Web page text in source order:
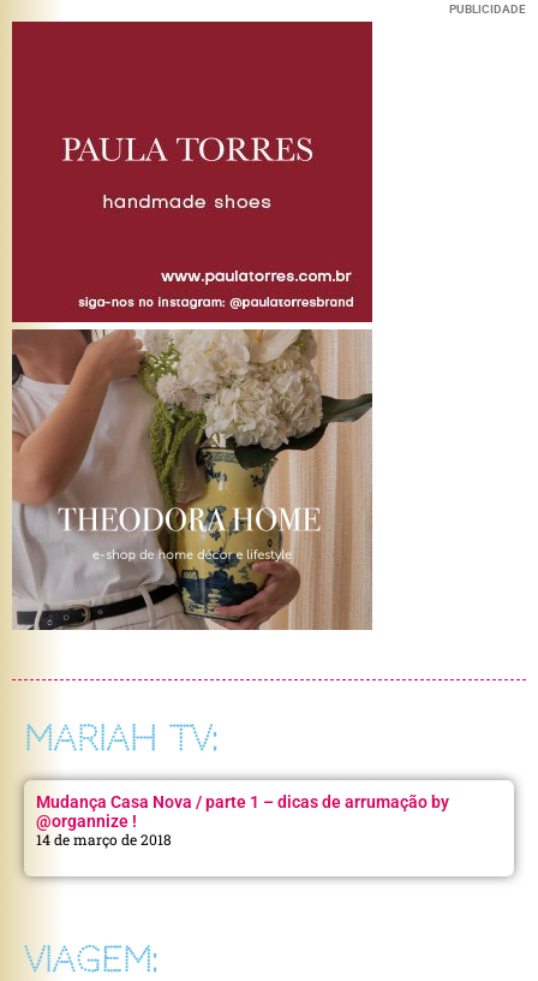
PUBLICIDADE
MARIAH TV:
Mudança Casa Nova / parte 1 – dicas de arrumação by
@organnize !
14 de março de 2018
VIAGEM: